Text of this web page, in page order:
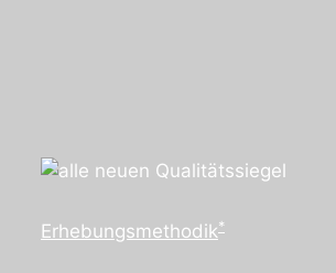
Erhebungsmethodik*